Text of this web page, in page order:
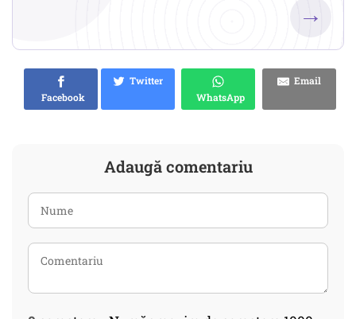
→
Facebook
Twitter
WhatsApp
Email
Adaugă comentariu